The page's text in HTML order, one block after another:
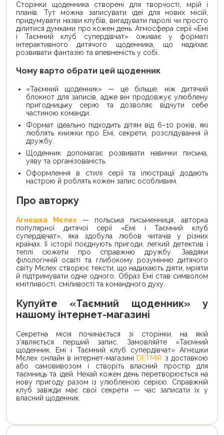
Сторінки щоденника створені для творчості, мрій і
планів. Тут можна записувати ідеї для нових місій,
придумувати назви клубів, вигадувати паролі чи просто
ділитися думками про кожен день. Атмосфера серії «Емі
і Таємний клуб супердівчат» оживає у форматі
інтерактивного дитячого щоденника, що надихає
розвивати фантазію та впевненість у собі.
Чому варто обрати цей щоденник
«Таємний щоденник» — це більше, ніж дитячий
блокнот для записів, адже він продовжує улюблену
пригодницьку серію та дозволяє відчути себе
частиною команди.
Формат ідеально підходить дітям від 6–10 років, які
люблять книжки про Емі, секрети, розслідування й
дружбу.
Щоденник допомагає розвивати навички письма,
уяву та організованість.
Оформлення в стилі серії та ілюстрації додають
настрою й роблять кожен запис особливим.
Про авторку
Агнєшка Мєлех— польська письменниця, авторка
популярної дитячої серії «Емі і Таємний клуб
супердівчат», яка здобула любов читачів у різних
країнах. Її історії поєднують пригоди, легкий детектив і
теплі сюжети про справжню дружбу. Завдяки
філологічній освіті та глибокому розумінню дитячого
світу Мєлех створює тексти, що надихають діяти, мріяти
й підтримувати одне одного. Образ Емі став символом
кмітливості, сміливості та командного духу.
Купуйте «Таємний щоденник» у
нашому інтернет-магазині
Секретна місія починається зі сторінки, на якій
з’являється перший запис. Замовляйте «Таємний
щоденник. Емі і Таємний клуб супердівчат» Агнєшки
Мєлех онлайн в інтернет-магазині DETMIR з доставкою
або самовивозом і створіть власний простір для
таємниць та ідей. Нехай кожен день перетворюється на
нову пригоду разом із улюбленою серією. Справжній
клуб завжди має свої секрети — час записати їх у
власний щоденник.